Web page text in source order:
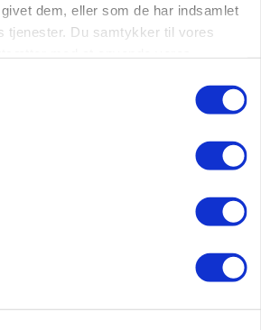
dem, eller som de har indsamlet
tjenester. Du samtykker til vores
oksekød